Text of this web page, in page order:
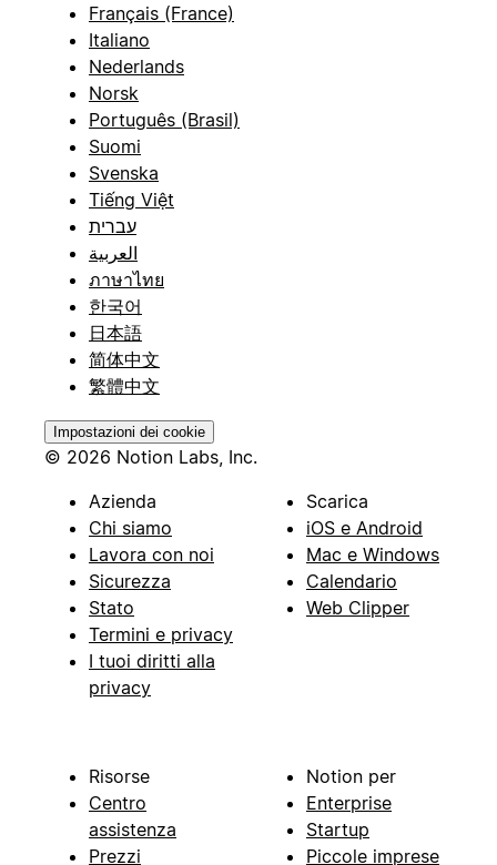
Français (France)
Italiano
Nederlands
Norsk
Português (Brasil)
Suomi
Svenska
Tiếng Việt
עברית
العربية
ภาษาไทย
한국어
日本語
简体中文
繁體中文
Impostazioni dei cookie
© 2026 Notion Labs, Inc.
Azienda
Chi siamo
Lavora con noi
Sicurezza
Stato
Termini e privacy
I tuoi diritti alla
privacy
Scarica
iOS e Android
Mac e Windows
Calendario
Web Clipper
Risorse
Centro
assistenza
Prezzi
Notion per
Enterprise
Startup
Piccole imprese